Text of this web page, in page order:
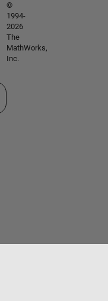
©
1994-
2026
The
MathWorks,
Inc.
un site web